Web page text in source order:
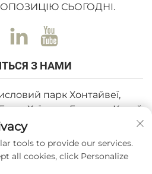
СЬОГОДНІ.
З НАМИ
парк Хонтайвеї,
Хуїчжоу, Гуандун, Китай
tools to provide our services.
all cookies, click Personalize